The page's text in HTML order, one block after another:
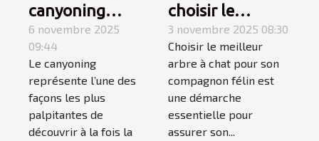
canyoning
fusionne
montagne et
mer pour une
aventure
inoubliable ?
6 novembre 2025
09:44
Le canyoning
représente l’une des
façons les plus
palpitantes de
découvrir à la fois la
choisir le
meilleur arbre à
chat pour votre
compagnon ?
3 novembre 2025 08:30
Choisir le meilleur
arbre à chat pour son
compagnon félin est
une démarche
essentielle pour
assurer son...